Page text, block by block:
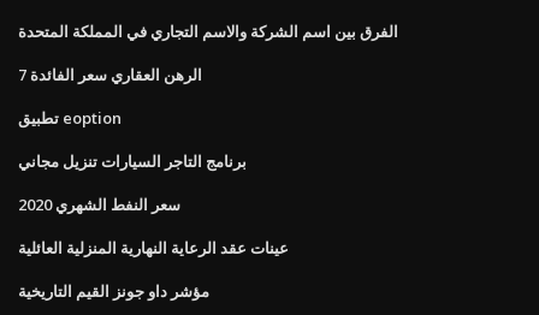
الفرق بين اسم الشركة والاسم التجاري في المملكة المتحدة
7 الرهن العقاري سعر الفائدة
تطبيق eoption
برنامج التاجر السيارات تنزيل مجاني
سعر النفط الشهري 2020
عينات عقد الرعاية النهارية المنزلية العائلية
مؤشر داو جونز القيم التاريخية